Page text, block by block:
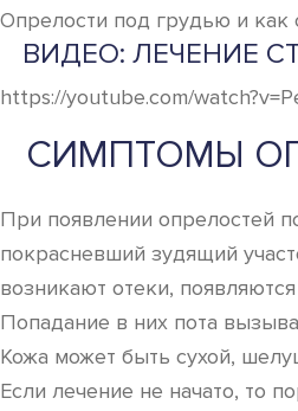
Опрелости под грудью и как
ВИДЕО: ЛЕЧЕНИЕ
https://youtube.com/
СИМПТОМЫ
При появлении опрелостей
покрасневший зудящий
возникают отеки,
Попадание в них пота
Кожа может быть сухой,
Если лечение не начато, то